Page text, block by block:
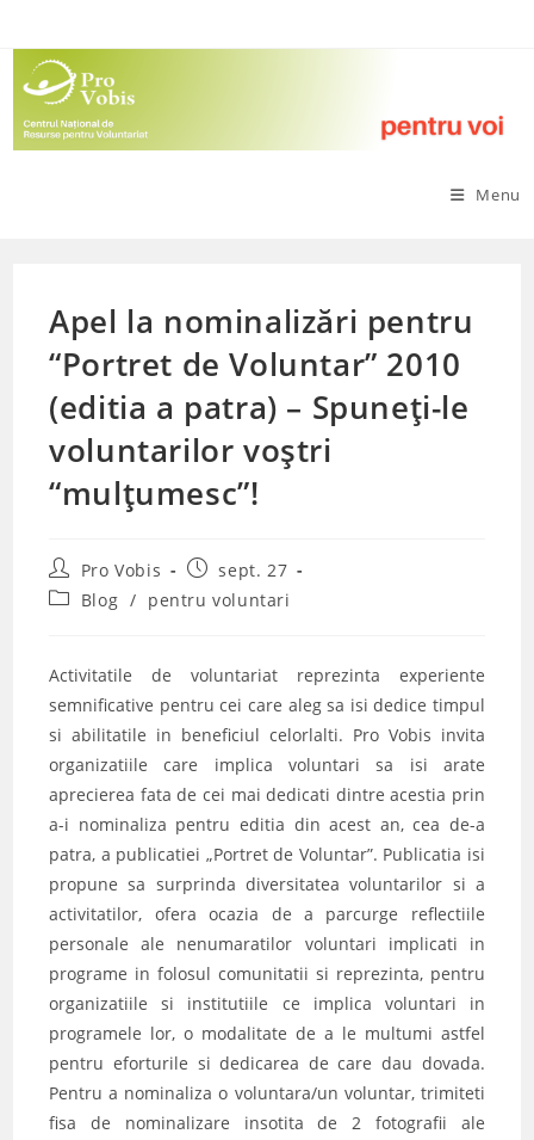
to
content
Menu
Apel la nominalizări pentru
“Portret de Voluntar” 2010
(editia a patra) – Spuneți-le
voluntarilor voștri
“mulțumesc”!
Post
author:
Pro Vobis
Post
published:
sept. 27
PostBlog / pentru voluntari
Activitatile de voluntariat reprezinta experiente
semnificative pentru cei care aleg sa isi dedice timpul
si abilitatile in beneficiul celorlalti. Pro Vobis invita
organizatiile care implica voluntari sa isi arate
aprecierea fata de cei mai dedicati dintre acestia prin
a-i nominaliza pentru editia din acest an, cea de-a
patra, a publicatiei „Portret de Voluntar”. Publicatia isi
propune sa surprinda diversitatea voluntarilor si a
activitatilor, ofera ocazia de a parcurge reflectiile
personale ale nenumaratilor voluntari implicati in
programe in folosul comunitatii si reprezinta, pentru
organizatiile si institutiile ce implica voluntari in
programele lor, o modalitate de a le multumi astfel
pentru eforturile si dedicarea de care dau dovada.
Pentru a nominaliza o voluntara/un voluntar, trimiteti
fisa de nominalizare insotita de 2 fotografii ale